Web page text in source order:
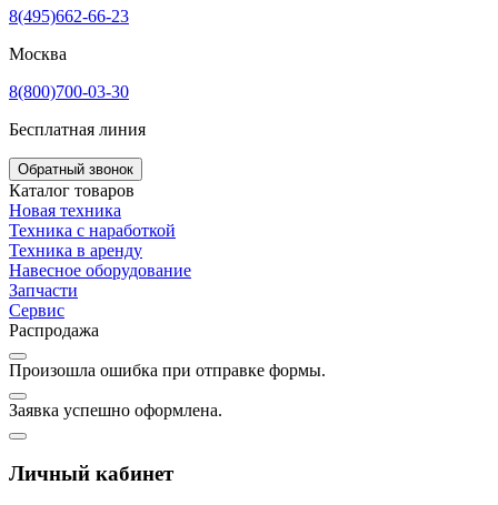
8(495)662-66-23
Москва
8(800)700-03-30
Бесплатная линия
Обратный звонок
Каталог товаров
Новая техника
Техника с наработкой
Техника в аренду
Навесное оборудование
Запчасти
Сервис
Распродажа
Произошла ошибка при отправке формы.
Заявка успешно оформлена.
Личный кабинет